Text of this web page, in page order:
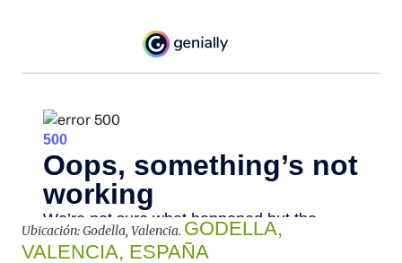
Ubicación: Godella, Valencia. GODELLA,
VALENCIA, ESPAÑA